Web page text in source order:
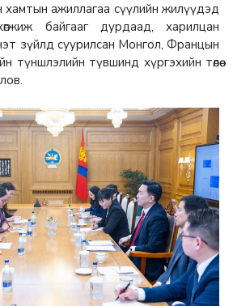
ажиллагаа сүүлийн жилүүдэд
байгааг дурдаад, харилцан
зүйлд суурилсан Монгол, Францын
түншлэлийн түвшинд хүргэхийн төлөө